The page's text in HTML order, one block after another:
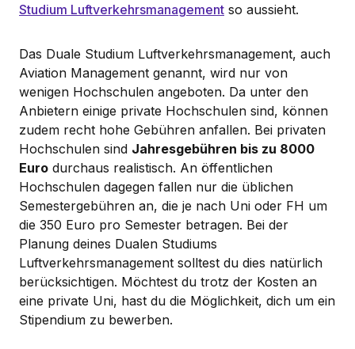
Studium Luftverkehrsmanagement so aussieht.
Das Duale Studium Luftverkehrsmanagement, auch
Aviation Management genannt, wird nur von
wenigen Hochschulen angeboten. Da unter den
Anbietern einige private Hochschulen sind, können
zudem recht hohe Gebühren anfallen. Bei privaten
Hochschulen sind Jahresgebühren bis zu 8000
Euro durchaus realistisch. An öffentlichen
Hochschulen dagegen fallen nur die üblichen
Semestergebühren an, die je nach Uni oder FH um
die 350 Euro pro Semester betragen. Bei der
Planung deines Dualen Studiums
Luftverkehrsmanagement solltest du dies natürlich
berücksichtigen. Möchtest du trotz der Kosten an
eine private Uni, hast du die Möglichkeit, dich um ein
Stipendium zu bewerben.